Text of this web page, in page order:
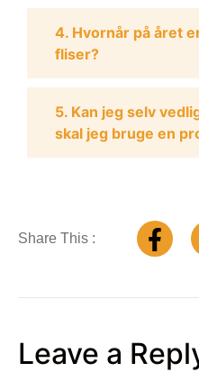
4. Hvornår på året
fliser?
5. Kan jeg selv
skal jeg bruge en
Share This :
Leave a